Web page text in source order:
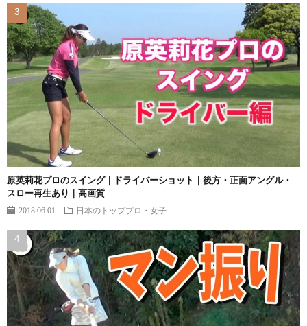
原英莉花プロのスイング｜ドライバーショット｜後方・正面アングル・
スロー再生あり｜高画質
2018.06.01 日本のトッププロ・女子